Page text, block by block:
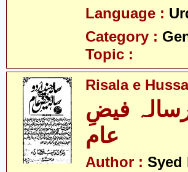
Language :
Category :
Topic :
Risala e
فیضِ
عام
Author : Syed